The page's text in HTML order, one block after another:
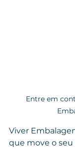
Entre em
Viver
que move o seu